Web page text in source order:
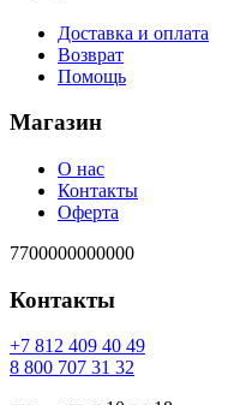
Доставка и оплата
Возврат
Помощь
Магазин
О нас
Контакты
Оферта
7700000000000
Контакты
94 04 904 218 7+
23 13 707 008 8